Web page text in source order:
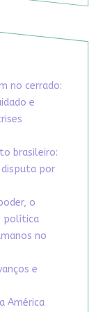
no cerrado:
e
brasileiro:
por
o
política
no
e
América